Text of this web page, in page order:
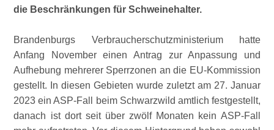
die Beschränkungen für Schweinehalter.
Brandenburgs Verbraucherschutzministerium hatte
Anfang November einen Antrag zur Anpassung und
Aufhebung mehrerer Sperrzonen an die EU-Kommission
gestellt. In diesen Gebieten wurde zuletzt am 27. Januar
2023 ein ASP-Fall beim Schwarzwild amtlich festgestellt,
danach ist dort seit über zwölf Monaten kein ASP-Fall